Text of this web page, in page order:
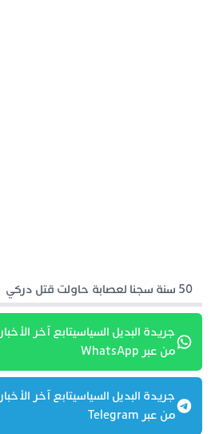
50 سنة سجنا لعصابة حاولت قتل دركي
جريدة البديل السياسيتابع آخر الأخبار
من عبر WhatsApp
جريدة البديل السياسيتابع آخر الأخبار
من عبر Telegram